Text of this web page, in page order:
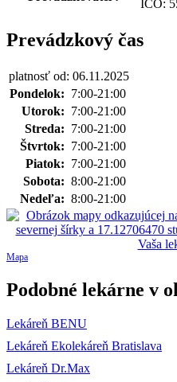
IČO:
Prevádzkový čas
platnosť od: 06.11.2025
Pondelok: 7:00-21:00
Utorok: 7:00-21:00
Streda: 7:00-21:00
Štvrtok: 7:00-21:00
Piatok: 7:00-21:00
Sobota: 8:00-21:00
Nedeľa: 8:00-21:00
Mapa
Podobné lekárne v
Lekáreň BENU
Lekáreň Ekolekáreň Bratislava
Lekáreň Dr.Max